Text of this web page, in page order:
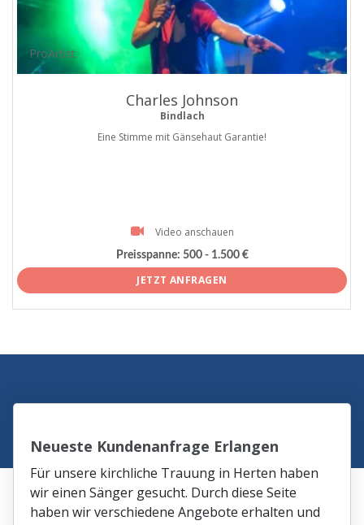
ProArtist
Charles Johnson
Bindlach
Eine Stimme mit Gänsehaut Garantie!
Video anschauen
Preisspanne: 500 - 1.500 €
JETZT ANFRAGEN
Neueste Kundenanfrage Erlangen
Für unsere kirchliche Trauung in Herten haben
wir einen Sänger gesucht. Durch diese Seite
haben wir verschiedene Angebote erhalten und